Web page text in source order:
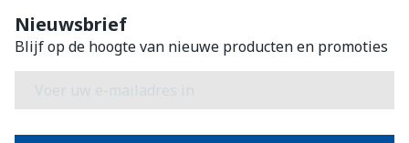
Nieuwsbrief
Blijf op de hoogte van nieuwe producten en promoties